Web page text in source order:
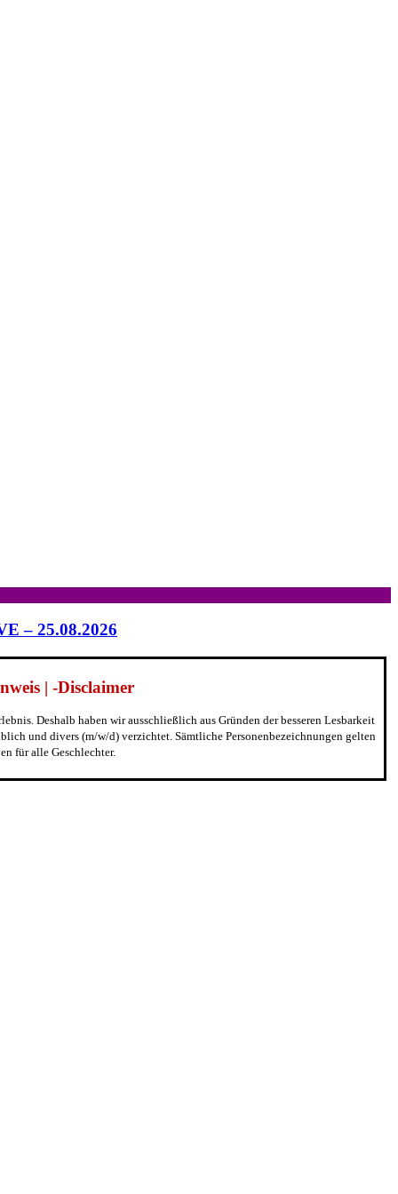
– 25.08.2026
| -Disclaimer
Deshalb haben wir ausschließlich aus Gründen der besseren Lesbarkeit
und divers (m/w/d) verzichtet. Sämtliche Personenbezeichnungen gelten
für alle Geschlechter.